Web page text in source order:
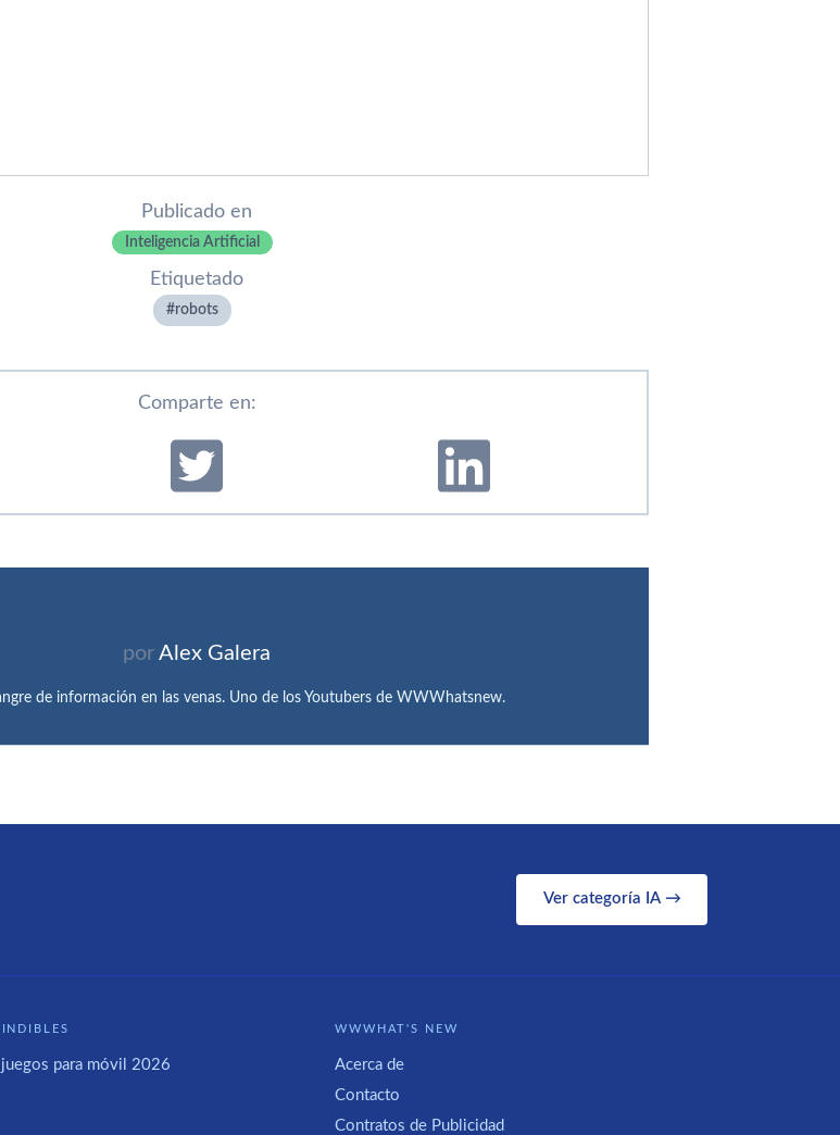
Publicado en
Inteligencia Artificial
Etiquetado
robots
Comparte en:
por Alex Galera
de información en las venas. Uno de los Youtubers de WWWhatsnew.
Ver categoría IA →
para móvil 2026
WWWHAT'S NEW
Acerca de
Contacto
Contratos de Publicidad